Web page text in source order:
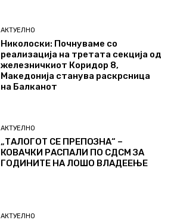
АКТУЕЛНО
Николоски: Почнуваме со
реализација на третата секција од
железничкиот Коридор 8,
Македонија станува раскрсница
на Балканот
АКТУЕЛНО
„ТАЛОГОТ СЕ ПРЕПОЗНА“ –
КОВАЧКИ РАСПАЛИ ПО СДСМ ЗА
ГОДИНИТЕ НА ЛОШО ВЛАДЕЕЊЕ
АКТУЕЛНО